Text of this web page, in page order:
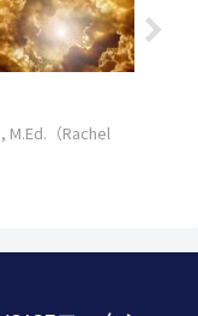
M.Ed.（Rachel